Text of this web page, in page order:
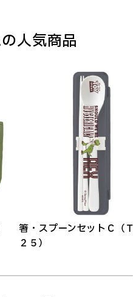
人気商品
箸・スプーンセットＣ（
２５）